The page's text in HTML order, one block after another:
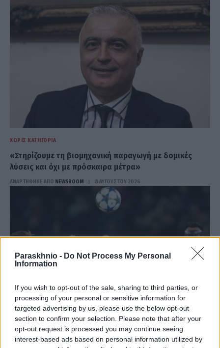
Paraskhnio - Do Not Process My Personal
Information
If you wish to opt-out of the sale, sharing to third parties, or
processing of your personal or sensitive information for
targeted advertising by us, please use the below opt-out
section to confirm your selection. Please note that after your
opt-out request is processed you may continue seeing
interest-based ads based on personal information utilized by
ΧΩΡΊΣ ΚΑΤΗΓΟΡΊΑ
«Στηρίζουμε τη βιομηχανική παραγωγή με δομικές
λύσεις και όχι με πρόσκαιρα μέτρα»
ΑΝΑΡΤΗΘΗΚΕ ΑΠΟ NEWSROOM 8 ΑΥΓΟΎΣΤΟΥ 2026
ΧΩΡΊΣ ΚΑΤΗΓΟΡΊΑ